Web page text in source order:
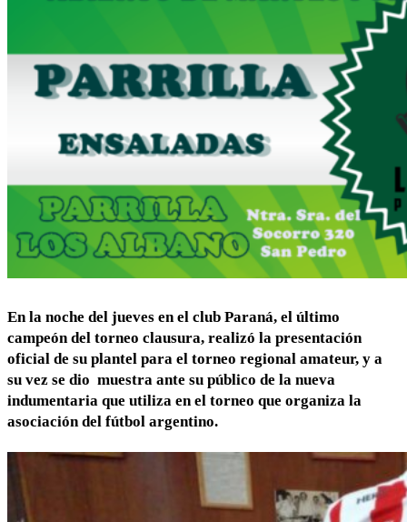
En la noche del jueves en el club Paraná, el último
campeón del torneo clausura, realizó la presentación
oficial de su plantel para el torneo regional amateur, y a
su vez se dio muestra ante su público de la nueva
indumentaria que utiliza en el torneo que organiza la
asociación del fútbol argentino.